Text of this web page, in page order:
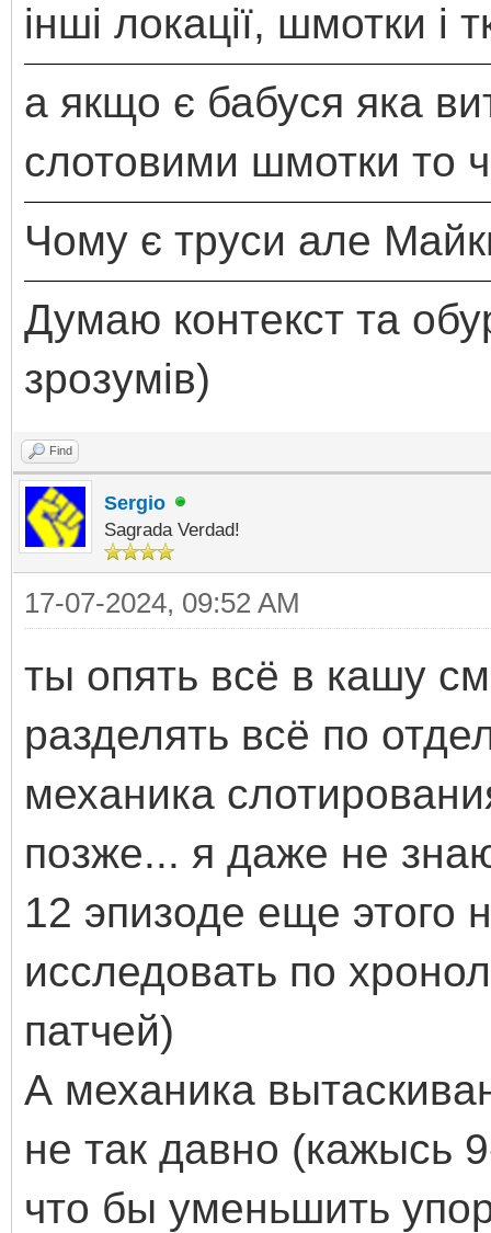
інші локації, шмотки і
а якщо є бабуся яка
слотовими шмотки то
Чому є труси але
Думаю контекст та
зрозумів)
Find
Sergio
Sagrada Verdad!
17-07-2024, 09:52 AM
ты опять всё в кашу
разделять всё по
механика
позже... я даже не
12 эпизоде еще этого
исследовать по
патчей)
А механика
не так давно (кажысь
что бы уменьшить